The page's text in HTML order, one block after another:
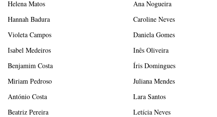
Helena Matos
Ana Nogueira
Hannah Badura
Caroline Neves
Violeta Campos
Daniela Gomes
Isabel Medeiros
Inês Oliveira
Benjamim Costa
Íris Domingues
Miriam Pedroso
Juliana Mendes
António Costa
Lara Santos
Beatriz Pereira
Letícia Neves